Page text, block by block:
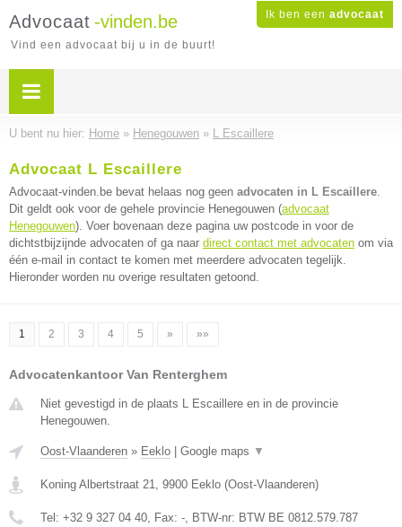
Ik ben een advocaat
Advocaat -vinden.be
Vind een advocaat bij u in de buurt!
U bent nu hier: Home » Henegouwen » L Escaillere
Advocaat L Escaillere
Advocaat-vinden.be bevat helaas nog geen advocaten in L Escaillere.
Dit geldt ook voor de gehele provincie Henegouwen (advocaat
Henegouwen). Voer bovenaan deze pagina uw postcode in voor de
dichtstbijzijnde advocaten of ga naar direct contact met advocaten om via
één e-mail in contact te komen met meerdere advocaten tegelijk.
Hieronder worden nu overige resultaten getoond.
1 2 3 4 5 » »»
Advocatenkantoor Van Renterghem
Niet gevestigd in de plaats L Escaillere en in de provincie
Henegouwen.
Oost-Vlaanderen » Eeklo Google maps ▼
Koning Albertstraat 21, 9900 Eeklo (Oost-Vlaanderen)
Tel: +32 9 327 04 40, Fax: -, BTW-nr: BTW BE 0812.579.787